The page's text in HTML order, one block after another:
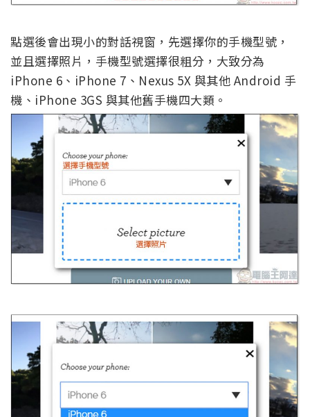
點選後會出現小的對話視窗，先選擇你的手機型號，
並且選擇照片，手機型號選擇很粗分，大致分為
iPhone 6、iPhone 7、Nexus 5X 與其他 Android 手
機、iPhone 3GS 與其他舊手機四大類。